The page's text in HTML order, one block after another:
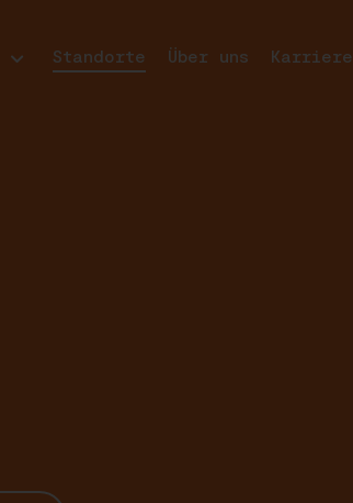
Standorte Über uns Karriere